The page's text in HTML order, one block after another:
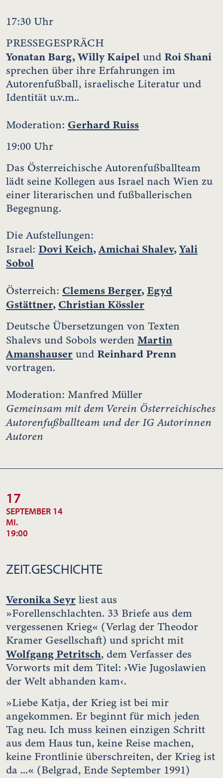
17:30 Uhr
PRESSEGESPRÄCH
Yonatan Barg, Willy Kaipel und Roi Shani
sprechen über ihre Erfahrungen im
Autorenfußball, israelische Literatur und
Identität u.v.m..
Moderation: Gerhard Ruiss
19:00 Uhr
Das Österreichische Autorenfußballteam
lädt seine Kollegen aus Israel nach Wien zu
einer literarischen und fußballerischen
Begegnung.
Die Aufstellungen:
Israel: Dovi Keich,Amichai Shalev,Yali
Sobol
Österreich: Clemens Berger,Egyd
Gstättner,Christian Kössler
Deutsche Übersetzungen von Texten
Shalevs und Sobols werden Martin
Amanshauser und Reinhard Prenn
vortragen.
Moderation: Manfred Müller
Gemeinsam mit dem Verein Österreichisches
Autorenfußballteam und der IG Autorinnen
Autoren
17
SEPTEMBER 14
MI.
19:00
ZEIT.GESCHICHTE
Veronika Seyr liest aus
»Forellenschlachten. 33 Briefe aus dem
vergessenen Krieg« (Verlag der Theodor
Kramer Gesellschaft) und spricht mit
Wolfgang Petritsch, dem Verfasser des
Vorworts mit dem Titel: ›Wie Jugoslawien
der Welt abhanden kam‹.
»Liebe Katja, der Krieg ist bei mir
angekommen. Er beginnt für mich jeden
Tag neu. Ich muss keinen einzigen Schritt
aus dem Haus tun, keine Reise machen,
keine Frontlinie überschreiten, der Krieg ist
da ...« (Belgrad, Ende September 1991)